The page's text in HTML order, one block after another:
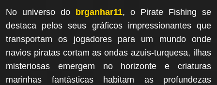
No universo do brganhar11, o Pirate Fishing se
destaca pelos seus gráficos impressionantes que
transportam os jogadores para um mundo onde
navios piratas cortam as ondas azuis-turquesa, ilhas
misteriosas emergem no horizonte e criaturas
marinhas fantásticas habitam as profundezas